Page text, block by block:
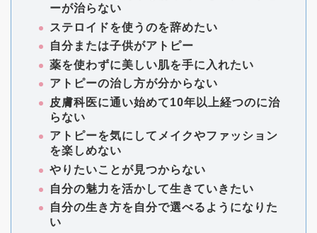
ーが治らない
ステロイドを使うのを辞めたい
自分または子供がアトピー
薬を使わずに美しい肌を手に入れたい
アトピーの治し方が分からない
皮膚科医に通い始めて10年以上経つのに治
らない
アトピーを気にしてメイクやファッション
を楽しめない
やりたいことが見つからない
自分の魅力を活かして生きていきたい
自分の生き方を自分で選べるようになりた
い